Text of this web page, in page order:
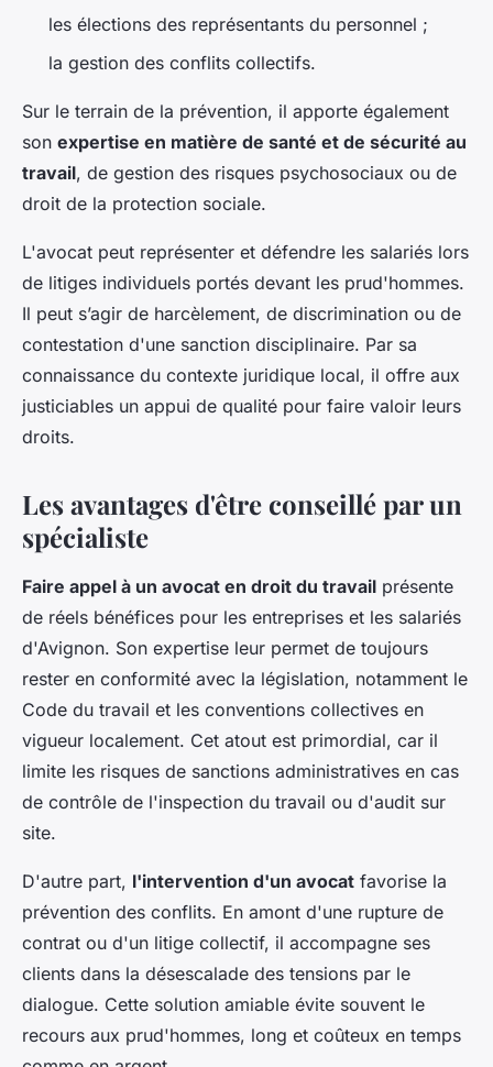
les élections des représentants du personnel ;
la gestion des conflits collectifs.
Sur le terrain de la prévention, il apporte également
son expertise en matière de santé et de sécurité au
travail, de gestion des risques psychosociaux ou de
droit de la protection sociale.
L'avocat peut représenter et défendre les salariés lors
de litiges individuels portés devant les prud'hommes.
Il peut s’agir de harcèlement, de discrimination ou de
contestation d'une sanction disciplinaire. Par sa
connaissance du contexte juridique local, il offre aux
justiciables un appui de qualité pour faire valoir leurs
droits.
Les avantages d'être conseillé par un
spécialiste
Faire appel à un avocat en droit du travail présente
de réels bénéfices pour les entreprises et les salariés
d'Avignon. Son expertise leur permet de toujours
rester en conformité avec la législation, notamment le
Code du travail et les conventions collectives en
vigueur localement. Cet atout est primordial, car il
limite les risques de sanctions administratives en cas
de contrôle de l'inspection du travail ou d'audit sur
site.
D'autre part, l'intervention d'un avocat favorise la
prévention des conflits. En amont d'une rupture de
contrat ou d'un litige collectif, il accompagne ses
clients dans la désescalade des tensions par le
dialogue. Cette solution amiable évite souvent le
recours aux prud'hommes, long et coûteux en temps